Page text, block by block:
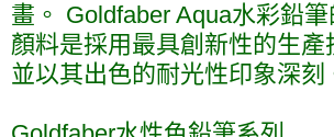
畫。 Goldfaber Aqua水彩鉛
顏料是採用最具創新性的生產
並以其出色的耐光性印象深刻